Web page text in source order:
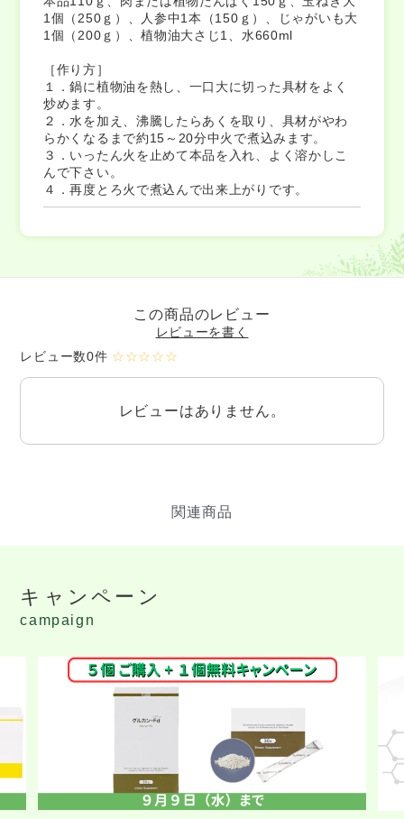
1個（250ｇ）、人参中1本（150ｇ）、じゃがいも大
1個（200ｇ）、植物油大さじ1、水660ml
［作り方］
１．鍋に植物油を熱し、一口大に切った具材をよく
炒めます。
２．水を加え、沸騰したらあくを取り、具材がやわ
らかくなるまで約15～20分中火で煮込みます。
３．いったん火を止めて本品を入れ、よく溶かしこ
んで下さい。
４．再度とろ火で煮込んで出来上がりです。
この商品のレビュー
レビューを書く
レビュー数0件 ☆☆☆☆☆
レビューはありません。
キャンペーン
campaign